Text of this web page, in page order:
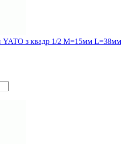
YATO з квадр 1/2 М=15мм L=38мм